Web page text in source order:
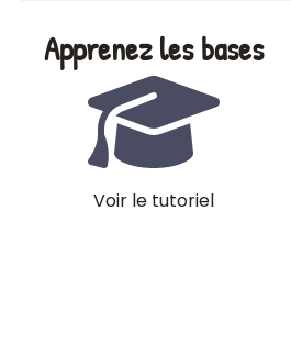
Apprenez les bases
Voir le tutoriel